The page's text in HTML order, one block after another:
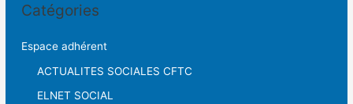
Catégories
Espace adhérent
ACTUALITES SOCIALES CFTC
ELNET SOCIAL